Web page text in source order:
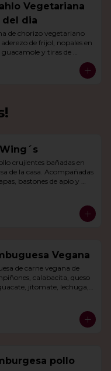
Vegetariana
del dia
de chorizo vegetariano
de frijol, nopales en
guacamole y tiras de
crujientes bañadas en
de la casa. Acompañadas
bastones de apio y
Vegana
de carne vegana de
calabacita, queso
jitomate, lechuga,
pollo